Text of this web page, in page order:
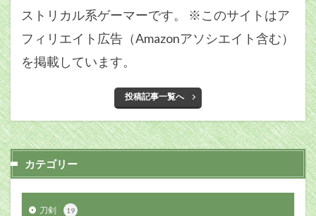
ストリカル系ゲーマーです。 ※このサイトはア
フィリエイト広告（Amazonアソシエイト含む）
を掲載しています。
投稿記事一覧へ
カテゴリー
刀剣 19